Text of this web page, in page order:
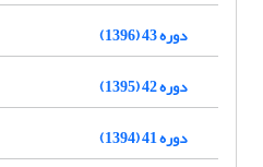
دوره 43 (1396)
دوره 42 (1395)
دوره 41 (1394)